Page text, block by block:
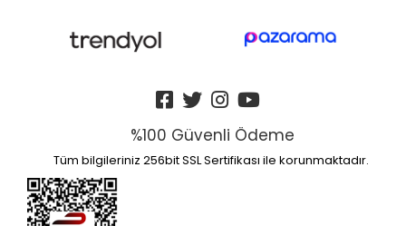
%100 Güvenli Ödeme
Tüm bilgileriniz 256bit SSL Sertifikası ile korunmaktadır.